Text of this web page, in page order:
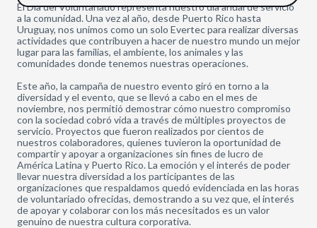
El Día del Voluntariado representa nuestro día anual de servicio
a la comunidad. Una vez al año, desde Puerto Rico hasta
Uruguay, nos unimos como un solo Evertec para realizar diversas
actividades que contribuyen a hacer de nuestro mundo un mejor
lugar para las familias, el ambiente, los animales y las
comunidades donde tenemos nuestras operaciones.
Este año, la campaña de nuestro evento giró en torno a la
diversidad y el evento, que se llevó a cabo en el mes de
noviembre, nos permitió demostrar cómo nuestro compromiso
con la sociedad cobró vida a través de múltiples proyectos de
servicio. Proyectos que fueron realizados por cientos de
nuestros colaboradores, quienes tuvieron la oportunidad de
compartir y apoyar a organizaciones sin fines de lucro de
América Latina y Puerto Rico. La emoción y el interés de poder
llevar nuestra diversidad a los participantes de las
organizaciones que respaldamos quedó evidenciada en las horas
de voluntariado ofrecidas, demostrando a su vez que, el interés
de apoyar y colaborar con los más necesitados es un valor
genuino de nuestra cultura corporativa.